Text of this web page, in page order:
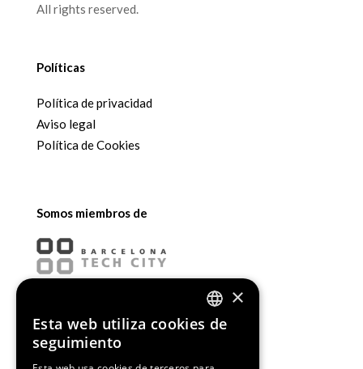
All rights reserved.
Políticas
Política de privacidad
Aviso legal
Política de Cookies
Somos miembros de
ENGLISH
×
Esta web utiliza cookies de
seguimiento